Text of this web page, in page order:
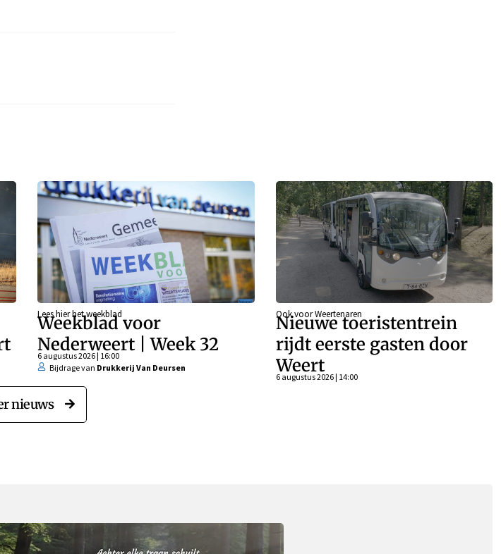
Lees hier het weekblad
Weekblad voor
Nederweert | Week 32
6 augustus 2026 | 16:00
Bijdrage van Drukkerij Van Deursen
Ook voor Weertenaren
Nieuwe toeristentrein
rijdt eerste gasten door
Weert
6 augustus 2026 | 14:00
nieuws